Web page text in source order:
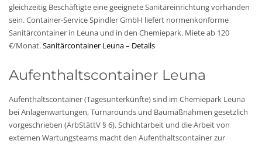
gleichzeitig Beschäftigte eine geeignete Sanitäreinrichtung vorhanden
sein. Container-Service Spindler GmbH liefert normenkonforme
Sanitärcontainer in Leuna und in den Chemiepark. Miete ab 120
€/Monat.Sanitärcontainer Leuna – Details
Aufenthaltscontainer Leuna
Aufenthaltscontainer (Tagesunterkünfte) sind im Chemiepark Leuna
bei Anlagenwartungen, Turnarounds und Baumaßnahmen gesetzlich
vorgeschrieben (ArbStättV § 6). Schichtarbeit und die Arbeit von
externen Wartungsteams macht den Aufenthaltscontainer zur